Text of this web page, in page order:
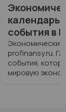
события в
Экономический
profinansy.ru.
события,
мировую